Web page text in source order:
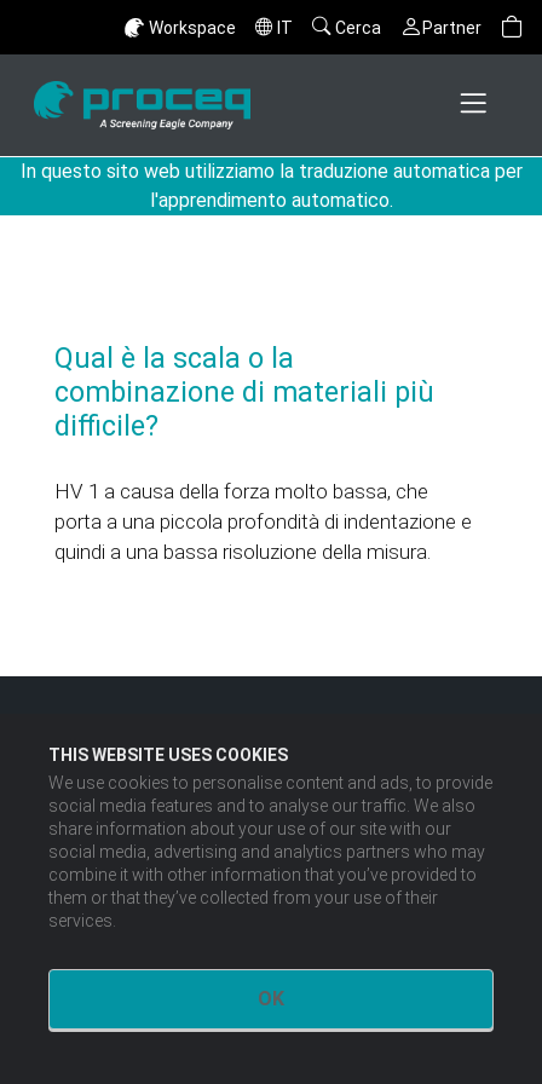
THIS WEBSITE USES COOKIES
We use cookies to personalise content and ads, to provide
social media features and to analyse our traffic. We also
share information about your use of our site with our
social media, advertising and analytics partners who may
combine it with other information that you’ve provided to
them or that they’ve collected from your use of their
services.
OK
Workspace IT Cerca Partner
In questo sito web utilizziamo la traduzione automatica per
l'apprendimento automatico.
Qual è la scala o la
combinazione di materiali più
difficile?
HV 1 a causa della forza molto bassa, che
porta a una piccola profondità di indentazione e
quindi a una bassa risoluzione della misura.